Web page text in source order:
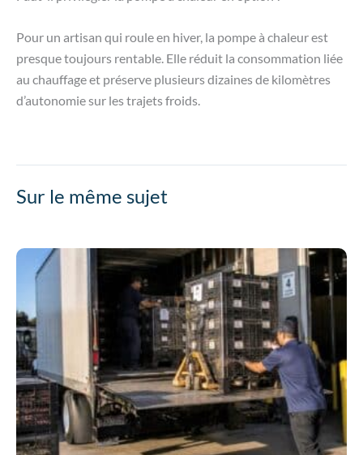
Pour un artisan qui roule en hiver, la pompe à chaleur est
presque toujours rentable. Elle réduit la consommation liée
au chauffage et préserve plusieurs dizaines de kilomètres
d’autonomie sur les trajets froids.
Sur le même sujet